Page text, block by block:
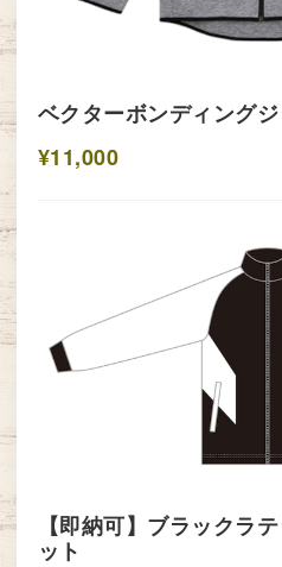
ベクターボンディング
¥11,000
【即納可】ブラックラ
ット